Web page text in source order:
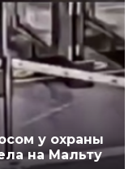
у охраны
на Мальту